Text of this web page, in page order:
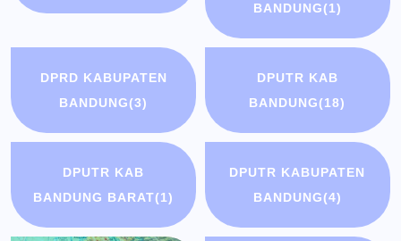
BANDUNG(1)
DPRD KABUPATEN
BANDUNG(3)
DPUTR KAB
BANDUNG(18)
DPUTR KAB
BANDUNG BARAT(1)
DPUTR KABUPATEN
BANDUNG(4)